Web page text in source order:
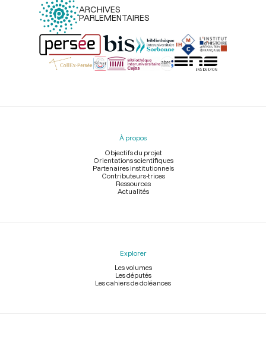
ARCHIVES
PARLEMENTAIRES
Menu
À propos
Objectifs du projet
Orientations scientifiques
Partenaires institutionnels
Contributeurs-trices
Ressources
Actualités
Explorer
Les volumes
Les députés
Les cahiers de doléances